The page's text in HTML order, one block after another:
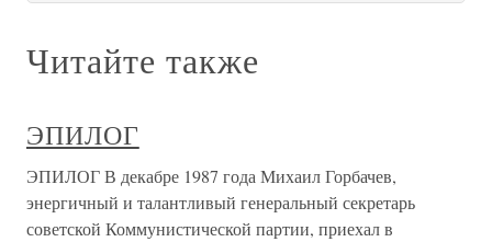
Читайте также
ЭПИЛОГ
ЭПИЛОГ В декабре 1987 года Михаил Горбачев,
энергичный и талантливый генеральный секретарь
советской Коммунистической партии, приехал в